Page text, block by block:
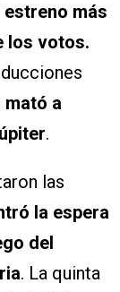
más
los votos.
mató a
.
las
la espera
del
. La quinta